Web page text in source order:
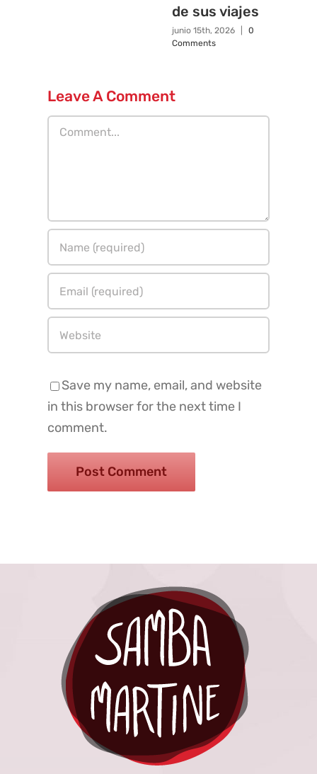
de sus viajes
junio 15th, 2026
0
Comments
Leave A Comment
Comment
Save my name, email, and website
in this browser for the next time I
comment.